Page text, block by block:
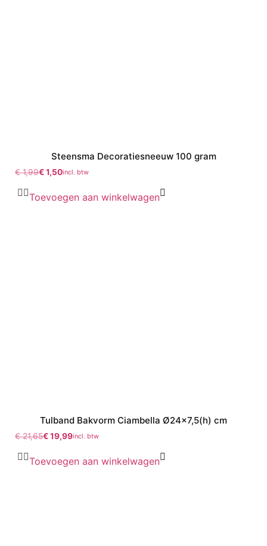
Steensma Decoratiesneeuw 100 gram
€1,99€1,50incl. btw
Toevoegen aan winkelwagen
Tulband Bakvorm Ciambella Ø24×7,5(h) cm
€21,65€19,99incl. btw
Toevoegen aan winkelwagen